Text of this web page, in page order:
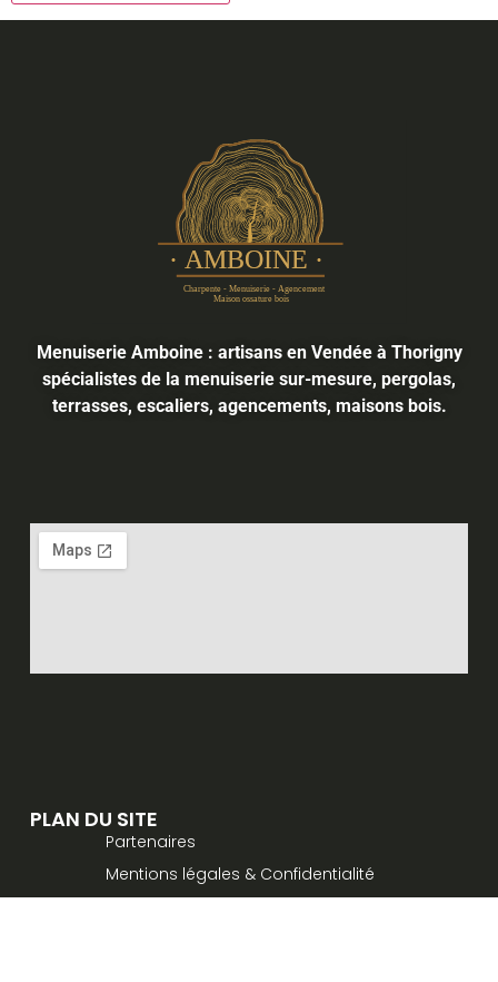
Menuiserie Amboine : artisans en Vendée à Thorigny
spécialistes de la menuiserie sur-mesure, pergolas,
terrasses, escaliers, agencements, maisons bois.
PLAN DU SITE
Partenaires
Mentions légales & Confidentialité